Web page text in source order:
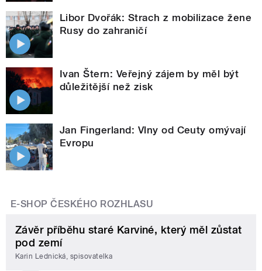
Libor Dvořák: Strach z mobilizace žene
Rusy do zahraničí
Ivan Štern: Veřejný zájem by měl být
důležitější než zisk
Jan Fingerland: Vlny od Ceuty omývají
Evropu
E-SHOP ČESKÉHO ROZHLASU
Závěr příběhu staré Karviné, který měl zůstat
pod zemí
Karin Lednická, spisovatelka